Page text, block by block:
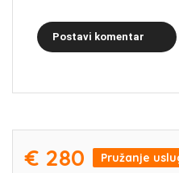
Postavi komentar
€ 280 Pružanje